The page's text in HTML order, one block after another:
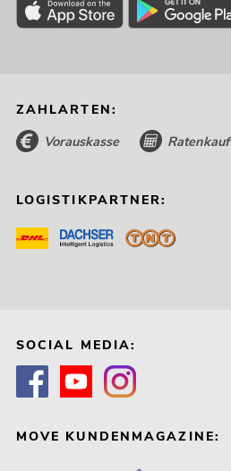
ZAHLARTEN:
Vorauskasse Ratenkauf
LOGISTIKPARTNER:
SOCIAL MEDIA:
MOVE KUNDENMAGAZINE: